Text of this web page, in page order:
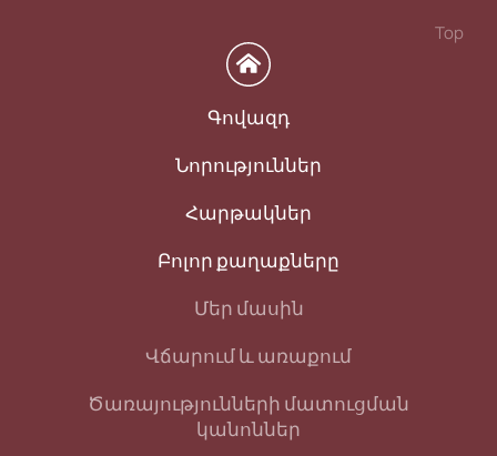
Top
Գովազդ
Նորություններ
Հարթակներ
Բոլոր քաղաքները
Մեր մասին
Վճարում և առաքում
Ծառայությունների մատուցման
կանոններ